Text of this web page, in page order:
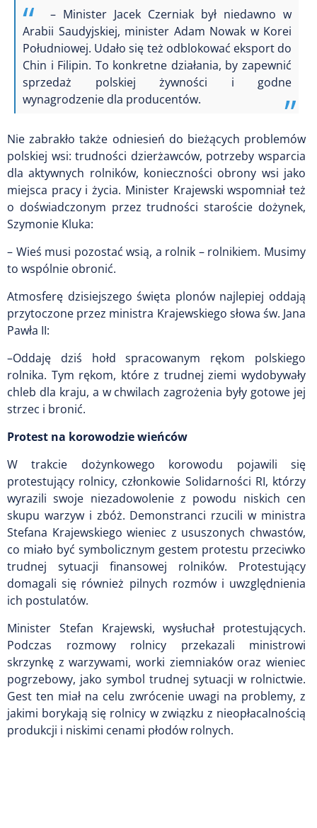
– Minister Jacek Czerniak był niedawno w
Arabii Saudyjskiej, minister Adam Nowak w Korei
Południowej. Udało się też odblokować eksport do
Chin i Filipin. To konkretne działania, by zapewnić
sprzedaż polskiej żywności i godne
wynagrodzenie dla producentów.
Nie zabrakło także odniesień do bieżących problemów
polskiej wsi: trudności dzierżawców, potrzeby wsparcia
dla aktywnych rolników, konieczności obrony wsi jako
miejsca pracy i życia. Minister Krajewski wspomniał też
o doświadczonym przez trudności staroście dożynek,
Szymonie Kluka:
– Wieś musi pozostać wsią, a rolnik – rolnikiem. Musimy
to wspólnie obronić.
Atmosferę dzisiejszego święta plonów najlepiej oddają
przytoczone przez ministra Krajewskiego słowa św. Jana
Pawła II:
–Oddaję dziś hołd spracowanym rękom polskiego
rolnika. Tym rękom, które z trudnej ziemi wydobywały
chleb dla kraju, a w chwilach zagrożenia były gotowe jej
strzec i bronić.
Protest na korowodzie wieńców
W trakcie dożynkowego korowodu pojawili się
protestujący rolnicy, członkowie Solidarności RI, którzy
wyrazili swoje niezadowolenie z powodu niskich cen
skupu warzyw i zbóż. Demonstranci rzucili w ministra
Stefana Krajewskiego wieniec z ususzonych chwastów,
co miało być symbolicznym gestem protestu przeciwko
trudnej sytuacji finansowej rolników. Protestujący
domagali się również pilnych rozmów i uwzględnienia
ich postulatów.
Minister Stefan Krajewski, wysłuchał protestujących.
Podczas rozmowy rolnicy przekazali ministrowi
skrzynkę z warzywami, worki ziemniaków oraz wieniec
pogrzebowy, jako symbol trudnej sytuacji w rolnictwie.
Gest ten miał na celu zwrócenie uwagi na problemy, z
jakimi borykają się rolnicy w związku z nieopłacalnością
produkcji i niskimi cenami płodów rolnych.